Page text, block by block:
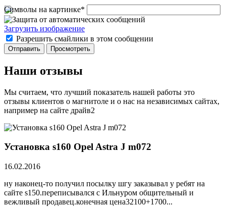
Символы на картинке*
Загрузить изображение
Разрешить смайлики в этом сообщении
Наши отзывы
Мы считаем, что лучший показатель нашей работы это
отзывы клиентов о магнитоле и о нас на независимых сайтах,
например на сайте драйв2
Установка s160 Opel Astra J m072
16.02.2016
ну наконец-то получил посылку шгу заказывал у ребят на
сайте s150.переписывался с Ильнуром общительный и
вежливый продавец.конечная цена32100+1700...